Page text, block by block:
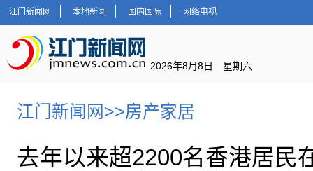
江门新闻网 本地新闻 国内国际 网络电视
2026年8月8日 星期六
江门新闻网 >>房产家居
去年以来超2200名香港居民